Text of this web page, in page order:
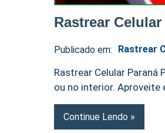
Rastrear Celular
Publicado em: Rastrear
Daniel
Espião
No
comments
Rastrear Celular Paraná
ou no interior. Aproveite
Continue Lendo